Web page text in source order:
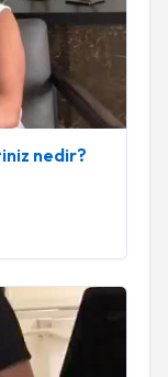
nedir?
bize